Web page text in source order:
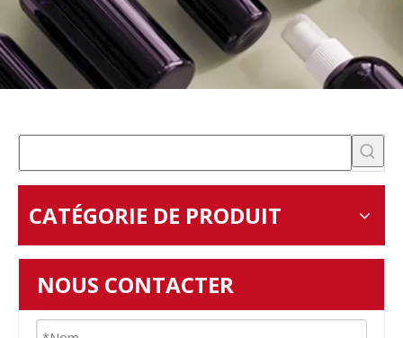
CATÉGORIE DE PRODUIT
NOUS CONTACTER